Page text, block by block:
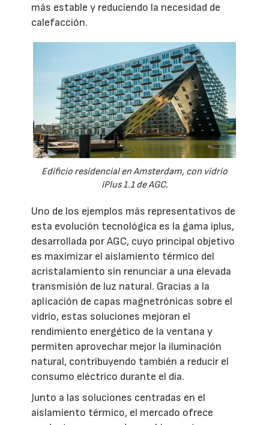
más estable y reduciendo la necesidad de
calefacción.
Edificio residencial en Amsterdam, con vidrio
iPlus 1.1 de AGC.
Uno de los ejemplos más representativos de
esta evolución tecnológica es la gama iplus,
desarrollada por AGC, cuyo principal objetivo
es maximizar el aislamiento térmico del
acristalamiento sin renunciar a una elevada
transmisión de luz natural. Gracias a la
aplicación de capas magnetrónicas sobre el
vidrio, estas soluciones mejoran el
rendimiento energético de la ventana y
permiten aprovechar mejor la iluminación
natural, contribuyendo también a reducir el
consumo eléctrico durante el día.
Junto a las soluciones centradas en el
aislamiento térmico, el mercado ofrece